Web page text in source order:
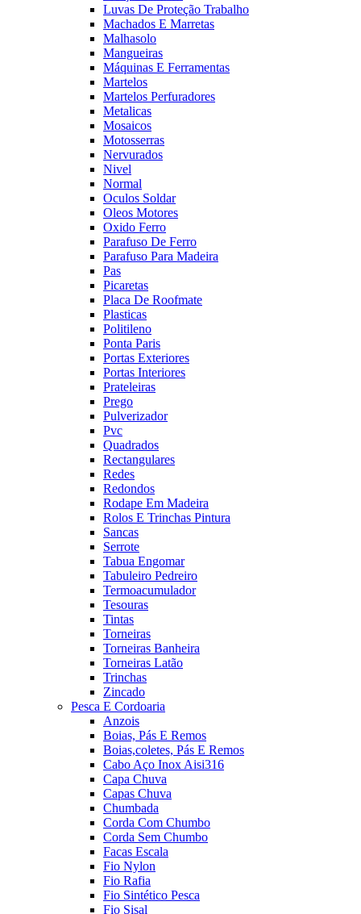
Luvas De Proteção Trabalho
Machados E Marretas
Malhasolo
Mangueiras
Máquinas E Ferramentas
Martelos
Martelos Perfuradores
Metalicas
Mosaicos
Motosserras
Nervurados
Nivel
Normal
Oculos Soldar
Oleos Motores
Oxido Ferro
Parafuso De Ferro
Parafuso Para Madeira
Pas
Picaretas
Placa De Roofmate
Plasticas
Politileno
Ponta Paris
Portas Exteriores
Portas Interiores
Prateleiras
Prego
Pulverizador
Pvc
Quadrados
Rectangulares
Redes
Redondos
Rodape Em Madeira
Rolos E Trinchas Pintura
Sancas
Serrote
Tabua Engomar
Tabuleiro Pedreiro
Termoacumulador
Tesouras
Tintas
Torneiras
Torneiras Banheira
Torneiras Latão
Trinchas
Zincado
Pesca E Cordoaria
Anzois
Boias, Pás E Remos
Boias,coletes, Pás E Remos
Cabo Aço Inox Aisi316
Capa Chuva
Capas Chuva
Chumbada
Corda Com Chumbo
Corda Sem Chumbo
Facas Escala
Fio Nylon
Fio Rafia
Fio Sintético Pesca
Fio Sisal